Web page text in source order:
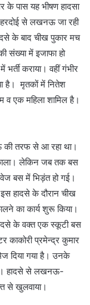
के पास यह भीषण हादसा
से लखनऊ जा रही
के बाद चीख पुकार मच
संख्या में इजाफा हो
कराया। वहीं गंभीर
है। मृतकों में नितेश
व एक महिला शामिल है।
तरफ से आ रहा था।
लेकिन जब तक बस
बस में भिड़ंत हो गई।
हादसे के दौरान चीख
का कार्य शुरू किया।
के वक्त एक स्कूटी बस
काकोरी प्रमेन्द्र कुमार
दिया गया है। उनके
है। हादसे से लखनऊ-
से खुलवाया।